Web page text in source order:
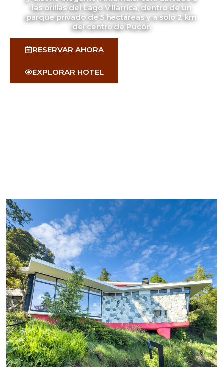
las orillas del Lago Villarrica, dentro de un
parque privado de 5 hectáreas y a sólo 2 km
del centro de Pucón
EXPLORAR HOTEL
RESERVAR AHORA